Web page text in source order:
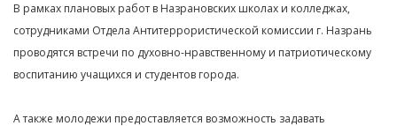
В рамках плановых работ в Назрановских школах и колледжах,
сотрудниками Отдела Антитеррористической комиссии г. Назрань
проводятся встречи по духовно-нравственному и патриотическому
воспитанию учащихся и студентов города.
А также молодежи предоставляется возможность задавать